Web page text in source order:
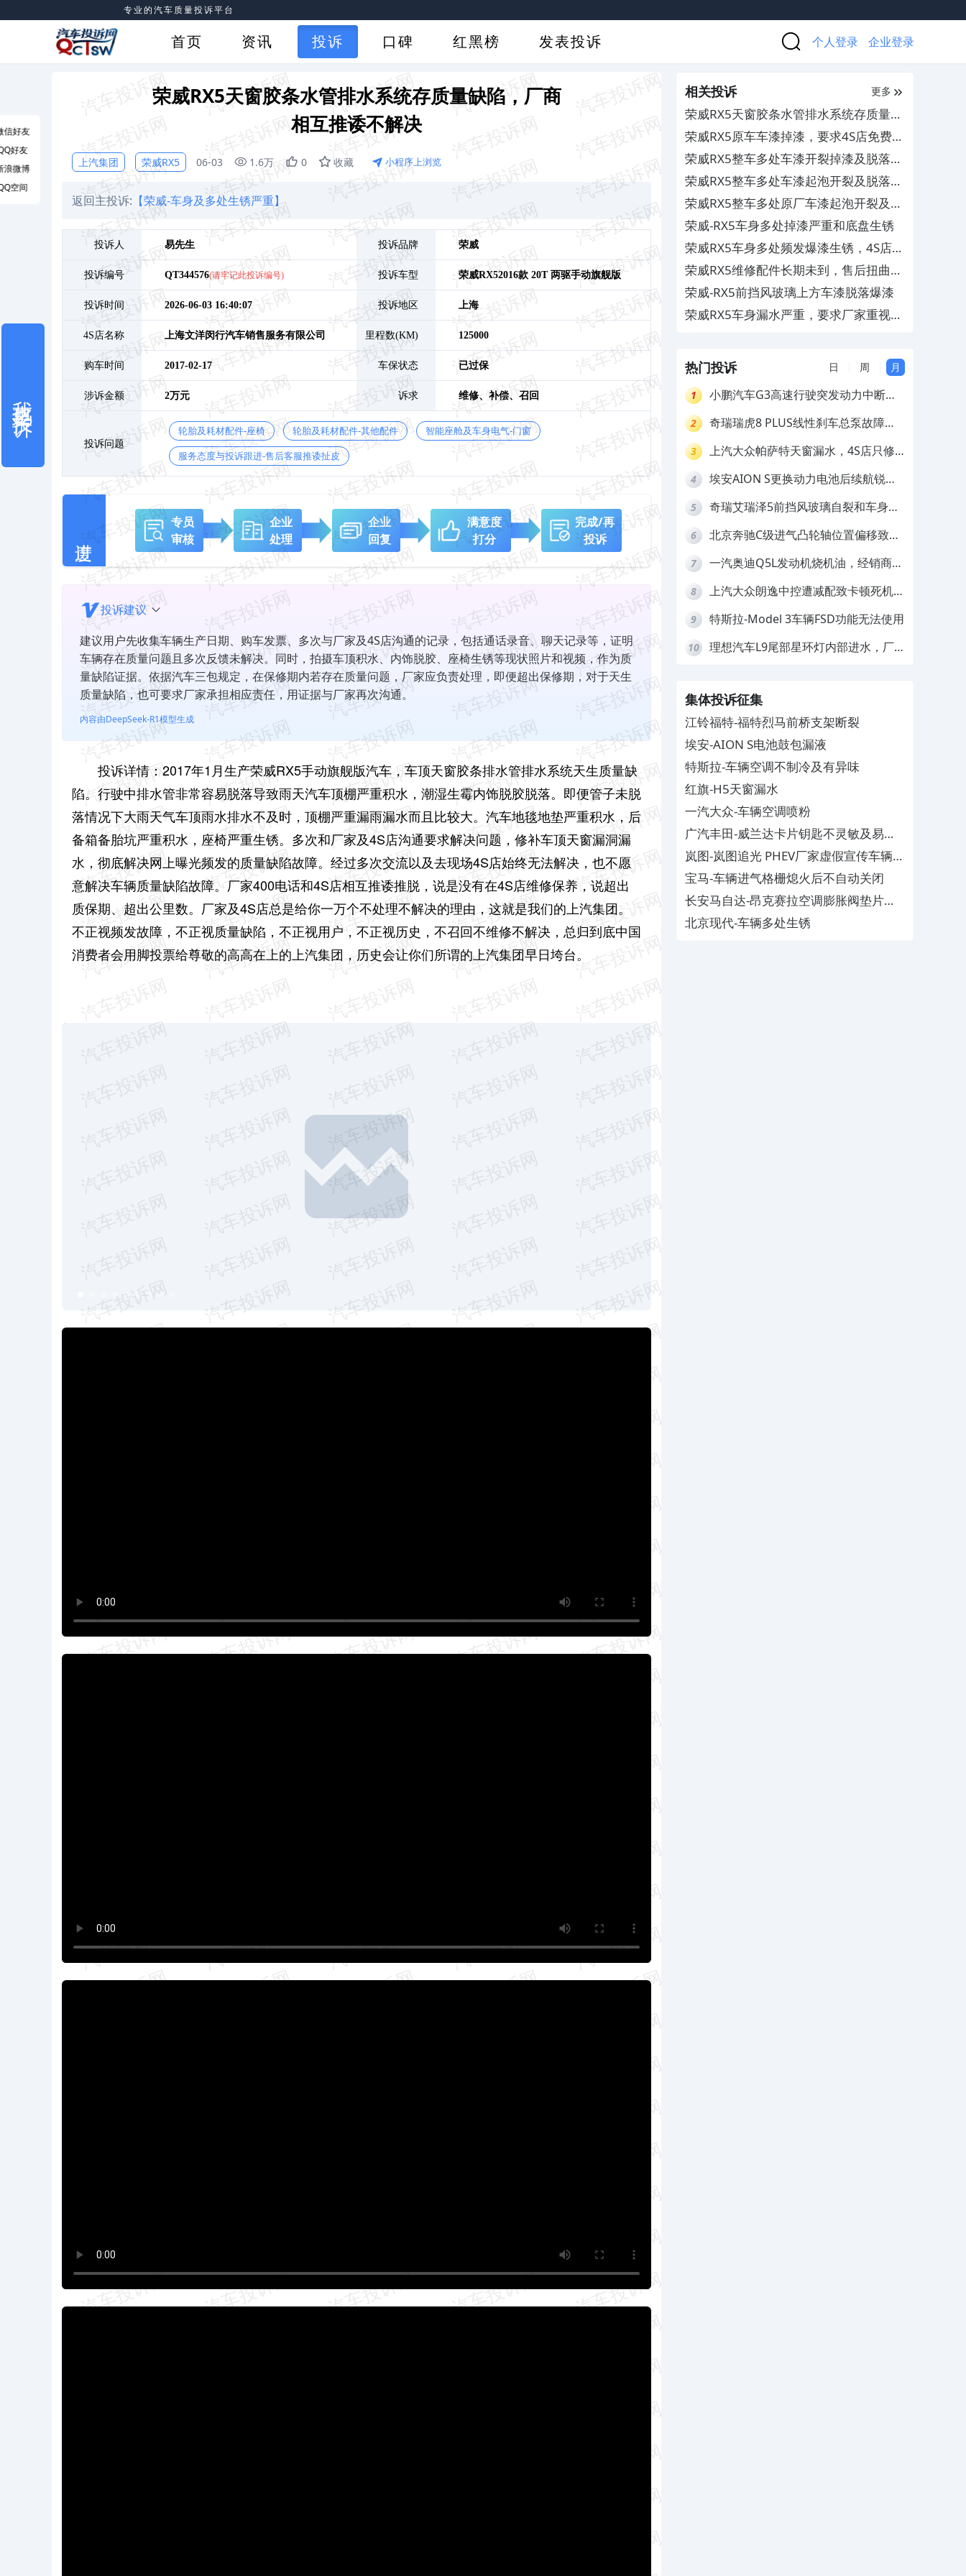
专业的汽车质量投诉平台
首页 资讯 投诉 口碑 红黑榜 发表投诉 个人登录 企业登录
荣威RX5天窗胶条水管排水系统存质量缺陷，厂商
相互推诿不解决
上汽集团 荣威RX5 06-03 1.6万 0 收藏 小程序上浏览
返回主投诉: 【荣威-车身及多处生锈严重】
投诉人 易先生 投诉品牌 荣威
投诉编号 QT344576(请牢记此投诉编号) 投诉车型 荣威RX52016款 20T 两驱手动旗舰版
投诉时间 2026-06-03 16:40:07 投诉地区 上海
4S店名称 上海文洋闵行汽车销售服务有限公司 里程数(KM) 125000
购车时间 2017-02-17 车保状态 已过保
涉诉金额 2万元 诉求 维修、 补偿、 召回
投诉问题
轮胎及耗材配件-座椅 轮胎及耗材配件-其他配件 智能座舱及车身电气-门窗
服务态度与投诉跟进-售后客服推诿扯皮
专员
审核
企业
处理
企业
回复
满意度
打分
完成/再
投诉
投诉建议
建议用户先收集车辆生产日期、购车发票、多次与厂家及4S店沟通的记录，包括通话录音、聊天记录等，证明
车辆存在质量问题且多次反馈未解决。同时，拍摄车顶积水、内饰脱胶、座椅生锈等现状照片和视频，作为质
量缺陷证据。依据汽车三包规定，在保修期内若存在质量问题，厂家应负责处理，即便超出保修期，对于天生
质量缺陷，也可要求厂家承担相应责任，用证据与厂家再次沟通。
内容由DeepSeek-R1模型生成
投诉详情：2017年1月生产荣威RX5手动旗舰版汽车，车顶天窗胶条排水管排水系统天生质量缺
陷。行驶中排水管非常容易脱落导致雨天汽车顶棚严重积水，潮湿生霉内饰脱胶脱落。即便管子未脱
落情况下大雨天气车顶雨水排水不及时，顶棚严重漏雨漏水而且比较大。汽车地毯地垫严重积水，后
备箱备胎坑严重积水，座椅严重生锈。多次和厂家及4S店沟通要求解决问题，修补车顶天窗漏洞漏
水，彻底解决网上曝光频发的质量缺陷故障。经过多次交流以及去现场4S店始终无法解决，也不愿
意解决车辆质量缺陷故障。厂家400电话和4S店相互推诿推脱，说是没有在4S店维修保养，说超出
质保期、超出公里数。厂家及4S店总是给你一万个不处理不解决的理由，这就是我们的上汽集团。
不正视频发故障，不正视质量缺陷，不正视用户，不正视历史，不召回不维修不解决，总归到底中国
消费者会用脚投票给尊敬的高高在上的上汽集团，历史会让你们所谓的上汽集团早日垮台。
相关投诉 更多
荣威RX5天窗胶条水管排水系统存质量缺
陷，厂商相互推诿不解决
荣威RX5原车车漆掉漆，要求4S店免费维
修
荣威RX5整车多处车漆开裂掉漆及脱落，
要求厂家免费维修
荣威RX5整车多处车漆起泡开裂及脱落，
要求厂家免费维修
荣威RX5整车多处原厂车漆起泡开裂及锈
蚀，要求厂家免费维修
荣威-RX5车身多处掉漆严重和底盘生锈
荣威RX5车身多处频发爆漆生锈，4S店多
次维修未解决
荣威RX5维修配件长期未到，售后扭曲事
实不予更换
荣威-RX5前挡风玻璃上方车漆脱落爆漆
荣威RX5车身漏水严重，要求厂家重视并
热门投诉 日 周 月
1
小鹏汽车G3高速行驶突发动力中断，
2
奇瑞瑞虎8 PLUS线性刹车总泵故障，
3
上汽大众帕萨特天窗漏水，4S店只修
4
埃安AION S更换动力电池后续航锐
5
奇瑞艾瑞泽5前挡风玻璃自裂和车身多
6
北京奔驰C级进气凸轮轴位置偏移致发
7
一汽奥迪Q5L发动机烧机油，经销商推
8
上汽大众朗逸中控遭减配致卡顿死机，
9 特斯拉-Model 3车辆FSD功能无法使用
10
理想汽车L9尾部星环灯内部进水，厂
集体投诉征集
江铃福特-福特烈马前桥支架断裂
埃安-AION S电池鼓包漏液
特斯拉-车辆空调不制冷及有异味
红旗-H5天窗漏水
一汽大众-车辆空调喷粉
广汽丰田-威兰达卡片钥匙不灵敏及易消
磁
岚图-岚图追光 PHEV厂家虚假宣传车辆配
置与功能
宝马-车辆进气格栅熄火后不自动关闭
长安马自达-昂克赛拉空调膨胀阀垫片生
锈
北京现代-车辆多处生锈
信好友
好友
浪微博
空间